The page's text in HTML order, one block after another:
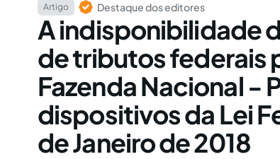
Artigo Destaque dos editores
A indisponibilidade
de tributos federais
Fazenda Nacional -
dispositivos da Lei
de Janeiro de 2018